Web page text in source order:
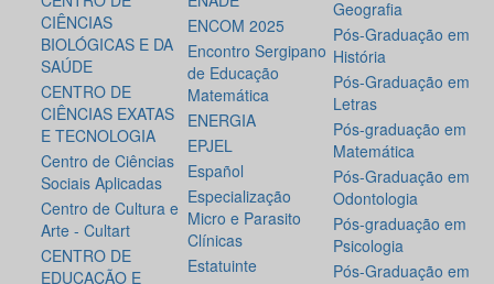
CIÊNCIAS
BIOLÓGICAS E DA
SAÚDE
CENTRO DE
CIÊNCIAS EXATAS
E TECNOLOGIA
Centro de Ciências
Sociais Aplicadas
Centro de Cultura e
Arte - Cultart
CENTRO DE
EDUCAÇÃO E
ENCOM 2025
Encontro Sergipano
de Educação
Matemática
ENERGIA
EPJEL
Español
Especialização
Micro e Parasito
Clínicas
Estatuinte
Geografia
Pós-Graduação em
História
Pós-Graduação em
Letras
Pós-graduação em
Matemática
Pós-Graduação em
Odontologia
Pós-graduação em
Psicologia
Pós-Graduação em